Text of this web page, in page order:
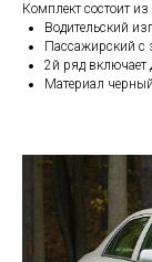
Комплект состоит
Водительский
Пассажирский с
2й ряд включает
Материал